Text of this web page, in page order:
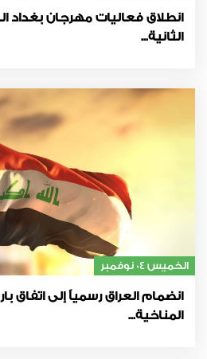
انطلاق فعاليات مهرجان بغداد
الثانية...
الخميس 04 نوفمبر
انضمام العراق رسمياً إلى اتفاق
المناخية...